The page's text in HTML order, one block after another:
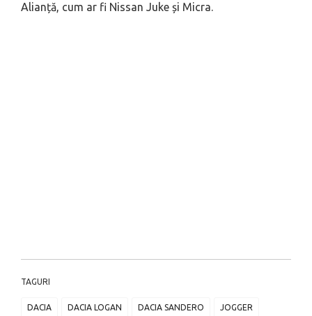
Alianță, cum ar fi Nissan Juke și Micra.
TAGURI
DACIA DACIA LOGAN DACIA SANDERO JOGGER